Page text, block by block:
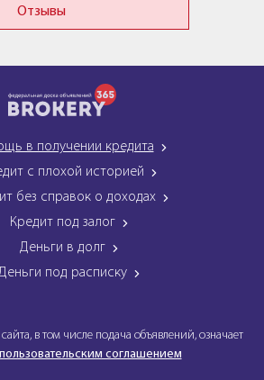
Отзывы
в получении кредита
с плохой историей
без справок о доходах
Кредит под залог
Деньги в долг
под расписку
в том числе подача объявлений, означает
пользовательским соглашением